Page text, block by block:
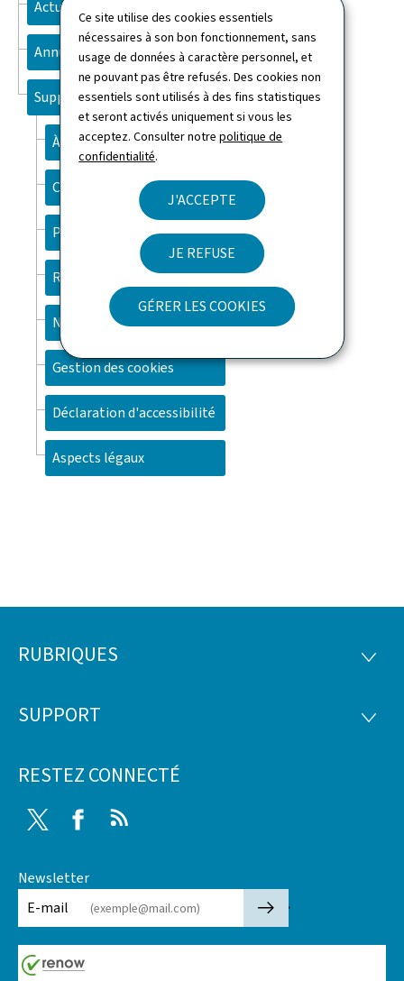
Ce site utilise des cookies essentiels
nécessaires à son bon fonctionnement, sans
usage de données à caractère personnel, et
ne pouvant pas être refusés. Des cookies non
essentiels sont utilisés à des fins statistiques
et seront activés uniquement si vous les
acceptez. Consulter notrepolitique de
confidentialité.
J'ACCEPTE
JE REFUSE
GÉRER LES COOKIES
Actualités
Annuaire
Support
À propos du site
Contact
Plan du site
Recherche
Newsletter
Gestion des cookies
Déclaration d'accessibilité
Aspects légaux
Pied
page
RUBRIQUES
SUPPORT
RESTEZ CONNECTÉ
Twitter Facebook
Newsletter
E-mail
🡒